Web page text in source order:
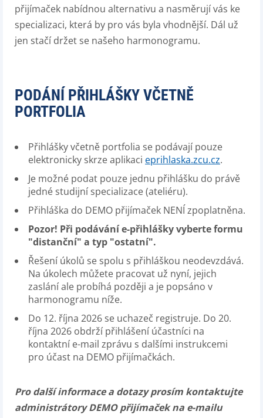
přijímaček nabídnou alternativu a nasměrují vás ke
specializaci, která by pro vás byla vhodnější. Dál už
jen stačí držet se našeho harmonogramu.
PODÁNÍ PŘIHLÁŠKY VČETNĚ
PORTFOLIA
Přihlášky včetně portfolia se podávají pouze
elektronicky skrze aplikaci eprihlaska.zcu.cz.
Je možné podat pouze jednu přihlášku do právě
jedné studijní specializace (ateliéru).
Přihláška do DEMO přijímaček NENÍ zpoplatněna.
Pozor! Při podávání e-přihlášky vyberte formu
"distanční" a typ "ostatní".
Řešení úkolů se spolu s přihláškou neodevzdává.
Na úkolech můžete pracovat už nyní, jejich
zaslání ale probíhá později a je popsáno v
harmonogramu níže.
Do 12. října 2026 se uchazeč registruje. Do 20.
října 2026 obdrží přihlášení účastníci na
kontaktní e-mail zprávu s dalšími instrukcemi
pro účast na DEMO přijímačkách.
Pro další informace a dotazy prosím kontaktujte
administrátory DEMO přijímaček na e-mailu